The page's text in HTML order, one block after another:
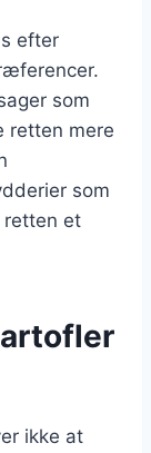
efter
som
retten mere
som
retten et
ikke at